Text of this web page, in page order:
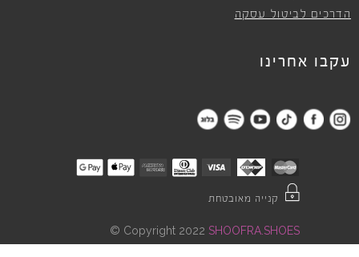
הדרכים לביטול עסקה
עקבו אחרינו
קנייה מאובטחת
Copyright 2022 SHOOFRA.SHOES
©